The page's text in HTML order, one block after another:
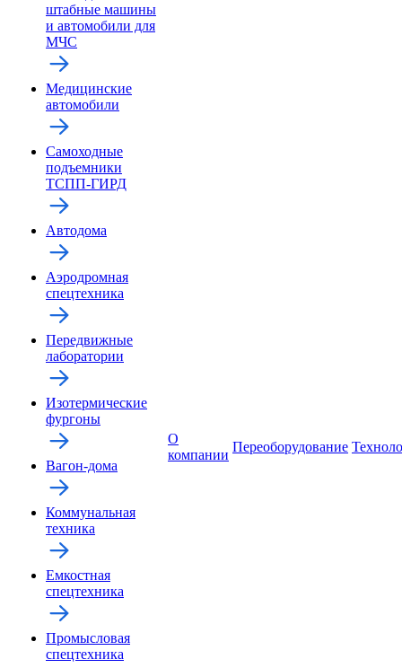
штабные машины
и автомобили для
МЧС
Медицинские
автомобили
Самоходные
подъемники
ТСПП-ГИРД
Автодома
Аэродромная
спецтехника
Передвижные
лаборатории
Изотермические
фургоны
Вагон-дома
Коммунальная
техника
Емкостная
спецтехника
Промысловая
спецтехника
О
компании
Переоборудование